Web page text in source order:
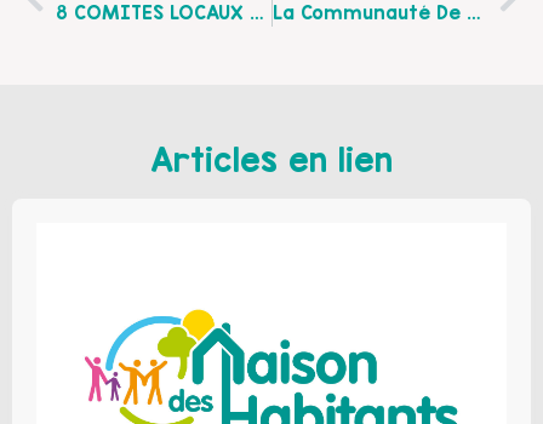
8 COMITES LOCAUX PARENTALITE, 8 RENDEZ-VOUS EN OCTOBRE 2015 La Communauté De Communes Du Pernois Continue Ses Ateliers Parents-Enfants !!
Articles en lien